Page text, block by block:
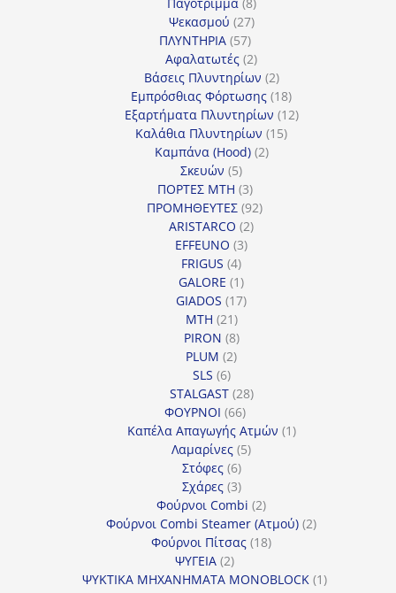
προϊόντα
Ψεκασμού 2727
προϊόντα
ΠΛΥΝΤΗΡΙΑ 5757
προϊόντα
Αφαλατωτές 22
προϊόντα
Βάσεις Πλυντηρίων 22
προϊόντα
Εμπρόσθιας Φόρτωσης 1818
προϊόντα
Εξαρτήματα Πλυντηρίων 1212
Καλάθια Πλυντηρίων 1515
Καμπάνα (Hood) 22
Σκευών 55
προϊόντα
ΠΟΡΤΕΣ MTH 33
προϊόντα
ΠΡΟΜΗΘΕΥΤΕΣ 9292
ARISTARCO 22
EFFEUNO 33
FRIGUS 44
προϊόντα
GALORE 11
προϊόν
GIADOS 1717
MTH 2121
προϊόντα
PIRON 88
προϊόντα
PLUM 22
SLS 66
προϊόντα
STALGAST 2828
ΦΟΥΡΝΟΙ 6666
προϊόντα
Καπέλα Απαγωγής Ατμών 11
Λαμαρίνες 55
Στόφες 66
προϊόντα
Σχάρες 33
προϊόντα
Φούρνοι Combi 22
προϊόντα
Φούρνοι Combi Steamer (Ατμού) 22
Φούρνοι Πίτσας 1818
ΨΥΓΕΙΑ 22
προϊόντα
ΨΥΚΤΙΚΑ ΜΗΧΑΝΗΜΑΤΑ MONOBLOCK 11